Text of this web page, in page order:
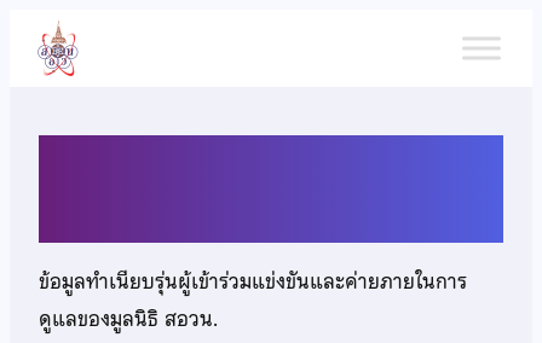
เนื้อหา
ข้อมูลทำเนียบรุ่นผู้เข้าร่วมแข่งขันและค่ายภายในการ
ดูแลของมูลนิธิ สอวน.